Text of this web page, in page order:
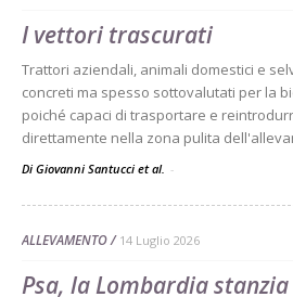
I vettori trascurati
Trattori aziendali, animali domestici e
concreti ma spesso sottovalutati per la
poiché capaci di trasportare e
direttamente nella zona pulita
Di Giovanni Santucci et al. -
ALLEVAMENTO 14 Luglio 2026
Psa, la Lombardia